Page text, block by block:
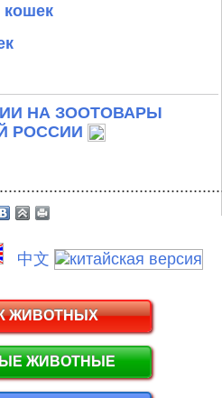
НА ЗООТОВАРЫ
РОССИИ
中文
ЖИВОТНЫХ
ЖИВОТНЫЕ